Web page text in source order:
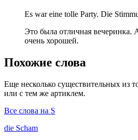
Es war eine tolle Party. Die
Это была отличная вечеринка.
очень хорошей.
Похожие слова
Еще несколько существительных из
или с тем же артиклем.
Все слова на S
die Scham